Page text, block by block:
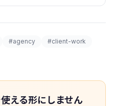
#agency
#client-work
える形にしません